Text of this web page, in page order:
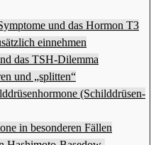
und das Hormon T3
einnehmen
das TSH-Dilemma
und „splitten“
(Schilddrüsen-
in besonderen Fällen